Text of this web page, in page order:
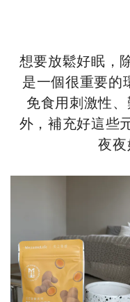
想要放鬆好眠，
是一個很重要的
免食用刺激性
外，補充好這些
夜夜